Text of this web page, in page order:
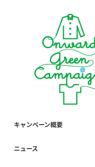
キャンペーン概要
ニュース